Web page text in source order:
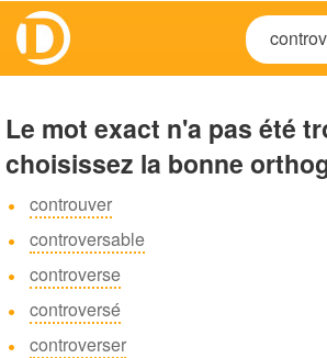
Le mot exact n'a pas été
choisissez la bonne
controuver
controversable
controverse
controversé
controverser